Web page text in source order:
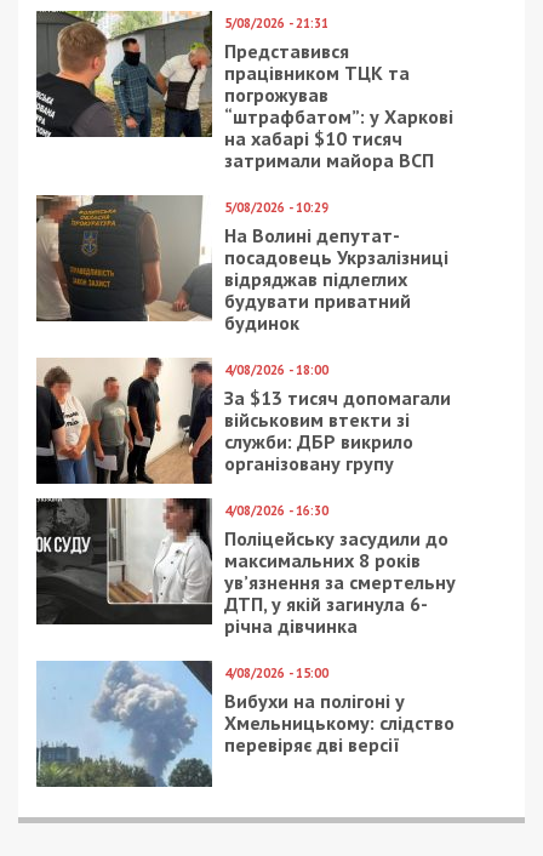
Facebook
Telegram
Twitter
WhatsApp
ViberEmail
Категории:Головне за день ,Суспільство
Метки:агент рф Замах,кілер
Рекламні блоки дають нам змогу
залишатися незалежними ЗМІ, а вам -
отримувати найсвіжіші новини під ними.
Приєднуйтесь також до 49000 в Google News. Слідкуйте
за останніми новинами!
Читайте також
Предыдущая статья:
У Дніпрі засудили чоловіка до 5 років
ув’язнення за поранення ножем двох
працівників ТЦК
Следующая статья:
У Вінниці заступниця начальника ТЦК
побила чоловіка з бронюванням:
експосадовиця отримала умовний термін